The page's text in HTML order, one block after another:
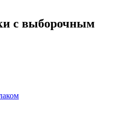
с выборочным